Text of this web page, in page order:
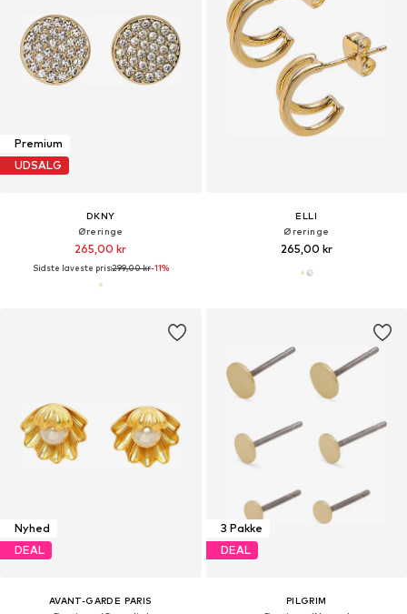
Premium
UDSALG
DKNY
Øreringe
265,00 kr
Sidste laveste pris:299,00 kr-11%
ELLI
Øreringe
265,00 kr
Nyhed
DEAL
AVANT-GARDE PARIS
3 Pakke
DEAL
PILGRIM